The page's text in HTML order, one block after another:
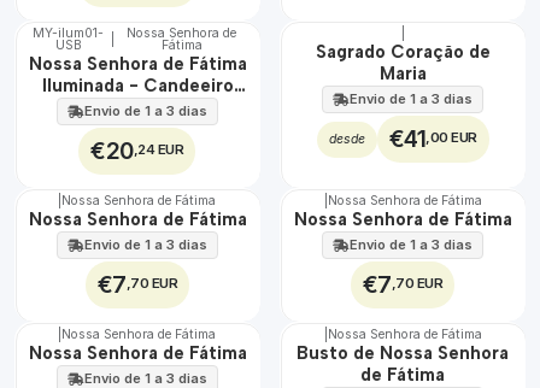
🇵🇹
100%
EXCLUSIVO
MY-ilum01-
USB
Nossa Senhora de
Fátima
Nossa Senhora de Fátima
Iluminada - Candeeiro
LED USB
Envio de 1 a 3 dias
€20,24 EUR
🇵🇹
100%
Sagrado Coração de
Maria
Envio de 1 a 3 dias
desde €41,00 EUR
Nossa Senhora de Fátima
Nossa Senhora de Fátima
Envio de 1 a 3 dias
€7,70 EUR
Nossa Senhora de Fátima
Nossa Senhora de Fátima
Envio de 1 a 3 dias
€7,70 EUR
Nossa Senhora de Fátima
Nossa Senhora de Fátima
Envio de 1 a 3 dias
Não Disponível
Nossa Senhora de Fátima
Busto de Nossa Senhora
de Fátima